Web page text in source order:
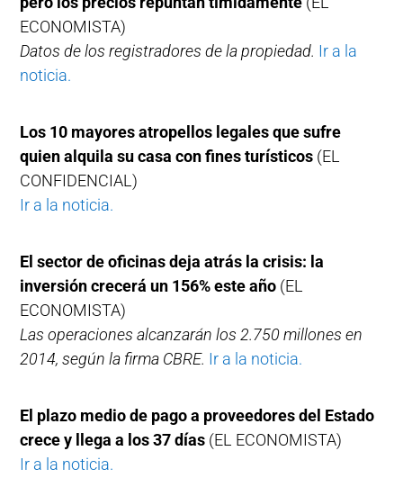
ECONOMISTA)
Datos de los registradores de la propiedad. Ir a la
noticia.
Los 10 mayores atropellos legales que sufre
quien alquila su casa con fines turísticos (EL
CONFIDENCIAL)
Ir a la noticia.
El sector de oficinas deja atrás la crisis: la
inversión crecerá un 156% este año (EL
ECONOMISTA)
Las operaciones alcanzarán los 2.750 millones en
2014, según la firma CBRE. Ir a la noticia.
El plazo medio de pago a proveedores del Estado
crece y llega a los 37 días (EL ECONOMISTA)
Ir a la noticia.